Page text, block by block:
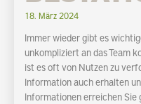
18. März 2024
Immer wieder gibt es
unkompliziert an das Team
ist es oft von Nutzen zu
Information auch erhalten
Informationen erreichen Sie